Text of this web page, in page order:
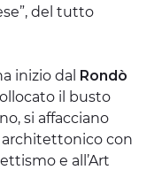
del tutto
inizio dal Rondò
il busto
si affacciano
con
e all’Art